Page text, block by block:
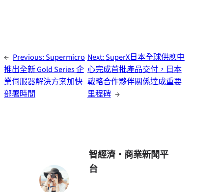
← Previous:Supermicro
推出全新 Gold Series 企
業伺服器解決方案加快
部署時間
Next:SuperX日本全球供應中
心完成首批產品交付，日本
戰略合作夥伴關係達成重要
里程碑 →
智經濟・商業新聞平
台